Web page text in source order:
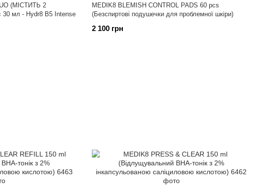
(МІСТИТЬ 2
Intense
MEDIK8 BLEMISH CONTROL PADS 60 pcs
(Безспиртові подушечки для проблемної шкіри)
2 100 грн